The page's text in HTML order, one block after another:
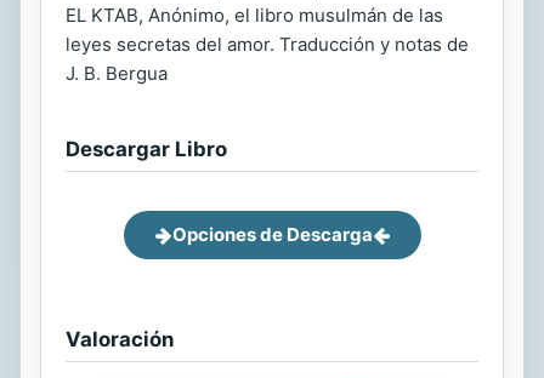
EL KTAB, Anónimo, el libro musulmán de las
leyes secretas del amor. Traducción y notas de
J. B. Bergua
Descargar Libro
Opciones de Descarga
Valoración